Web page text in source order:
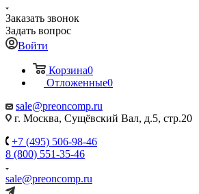
Заказать звонок
Задать вопрос
Войти
Корзина0
Отложенные0
sale@preoncomp.ru
г. Москва, Сущёвский Вал, д.5, стр.20
+7 (495) 506-98-46
8 (800) 551-35-46
sale@preoncomp.ru